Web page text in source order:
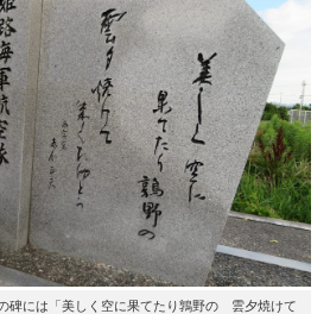
碑には「美しく空に果てたり鶉野の 雲夕焼けて